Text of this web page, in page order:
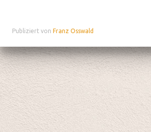
Publiziert von Franz Osswald